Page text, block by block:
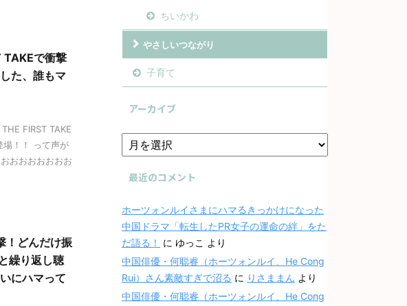
TAKEで衝撃
た、誰もマ
FIRST TAKE
場！！ って声が
おおおおおおお
！どんだけ振
繰り返し聴
にハマって
ちいかわ
やさしいつながり
子育て
アーカイブ
最近のコメント
ホーツォンルイさまにハマるきっかけになった
中国ドラマ「転生したPR女子の運命の絆」をた
だ語る！
に ゆっこ より
中国俳優・何聪睿（ホーツォンルイ、He Cong
Rui）さん素敵すぎで沼る に りさままん より
中国俳優・何聪睿（ホーツォンルイ、He Cong